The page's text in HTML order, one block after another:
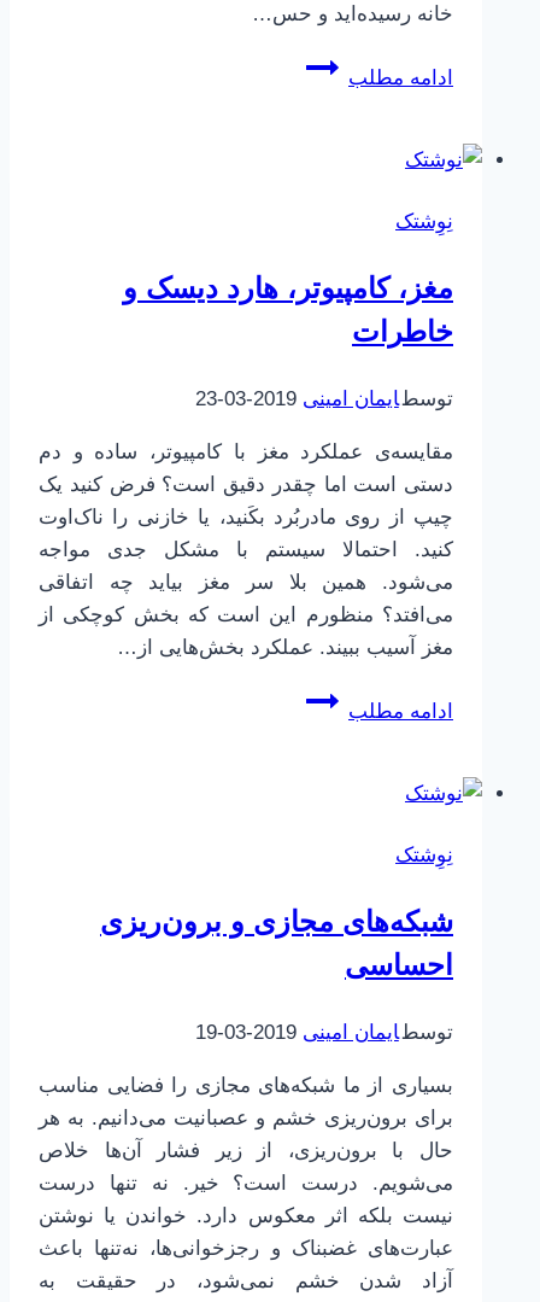
خانه رسیده‌اید و حس…
ادامه مطلب
چگونه
نِوِشتک
مغز، کامپیوتر، هارد دیسک و
خاطرات
توسطایمان امینی 2019-03-23
مقایسه‌ی عملکرد مغز با کامپیوتر، ساده و دم
دستی است اما چقدر دقیق است؟ فرض کنید یک
چیپ از روی مادربُرد بکَنید، یا خازنی را ناک‌اوت
کنید. احتمالا سیستم با مشکل جدی مواجه
می‌شود. همین بلا سر مغز بیاید چه اتفاقی
می‌افتد؟ منظورم این است که بخش کوچکی از
مغز آسیب ببیند. عملکرد بخش‌هایی از…
ادامه مطلب
مغز،
نِوِشتک
شبکه‌های مجازی و برون‌ریزی
احساسی
توسطایمان امینی 2019-03-19
بسیاری از ما شبکه‌های مجازی را فضایی مناسب
برای برون‌ریزی خشم و عصبانیت می‌دانیم. به هر
حال با برون‌ریزی، از زیر فشار آن‌ها خلاص
می‌شویم. درست است؟ خیر. نه تنها درست
نیست بلکه اثر معکوس دارد. خواندن یا نوشتن
عبارت‌های غضبناک و رجزخوانی‌ها، نه‌تنها باعث
آزاد شدن خشم نمی‌شود، در حقیقت به